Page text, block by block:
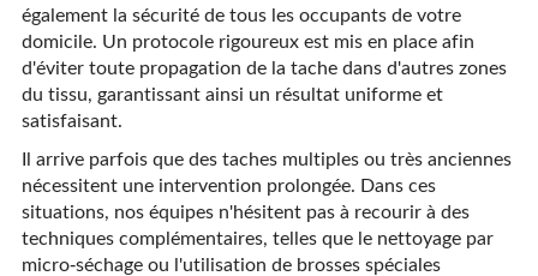
également la sécurité de tous les occupants de votre
domicile. Un protocole rigoureux est mis en place afin
d'éviter toute propagation de la tache dans d'autres zones
du tissu, garantissant ainsi un résultat uniforme et
satisfaisant.
Il arrive parfois que des taches multiples ou très anciennes
nécessitent une intervention prolongée. Dans ces
situations, nos équipes n'hésitent pas à recourir à des
techniques complémentaires, telles que le nettoyage par
micro-séchage ou l'utilisation de brosses spéciales